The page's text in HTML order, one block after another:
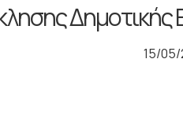
Δημοτικής
15/